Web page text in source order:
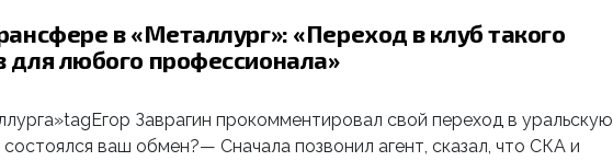
в «Металлург»: «Переход в клуб такого
для любого профессионала»
Заврагин прокомментировал свой переход в уральскую
ваш обмен?— Сначала позвонил агент, сказал, что СКА и